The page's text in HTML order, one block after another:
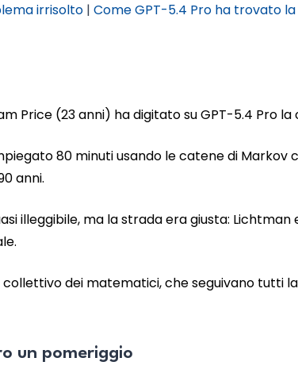
irrisolto | Come GPT-5.4 Pro ha trovato la
Price (23 anni) ha digitato su GPT-5.4 Pro
80 minuti usando le catene di Markov
anni.
illeggibile, ma la strada era giusta:
dei matematici, che seguivano tutti
un pomeriggio